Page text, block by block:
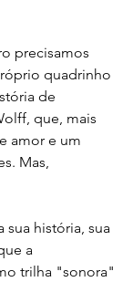
precisamos
quadrinho
de
que, mais
amor e um
Mas,
sua história, sua
a
trilha "sonora"